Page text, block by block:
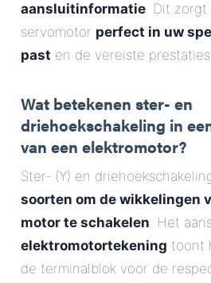
aansluitinformatie. Dit
servomotor perfect in uw
past en de vereiste
Wat betekenen ster- en
driehoekschakeling in
van een elektromotor?
Ster- (Y) en
soorten om de wikkelingen
motor te schakelen. Het
elektromotortekening toont
de terminalblok voor de